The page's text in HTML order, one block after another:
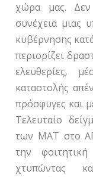
χώρα μας. Δεν
συνέχεια μιας
κυβέρνησης
περιορίζει
ελευθερίες,
καταστολής
πρόσφυγες και
Τελευταίο
των ΜΑΤ στο
την
χτυπώντας